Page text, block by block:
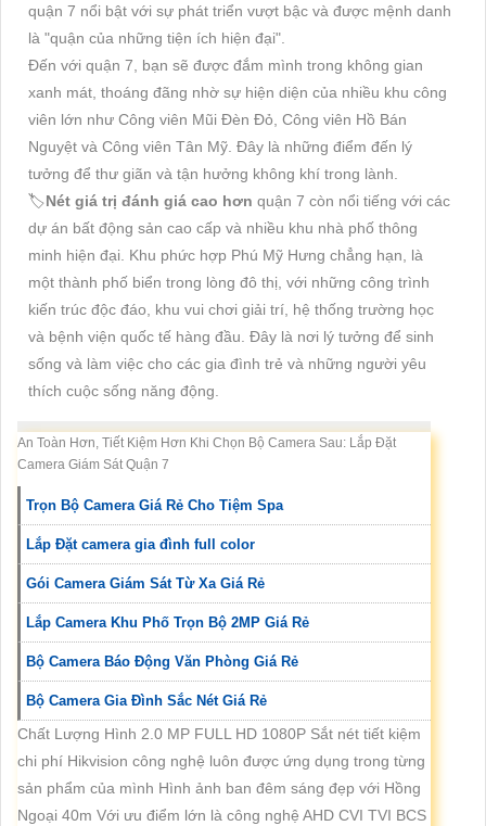
quận 7 nổi bật với sự phát triển vượt bậc và được mệnh danh
là "quận của những tiện ích hiện đại".
Đến với quận 7, bạn sẽ được đắm mình trong không gian
xanh mát, thoáng đãng nhờ sự hiện diện của nhiều khu công
viên lớn như Công viên Mũi Đèn Đỏ, Công viên Hồ Bán
Nguyệt và Công viên Tân Mỹ. Đây là những điểm đến lý
tưởng để thư giãn và tận hưởng không khí trong lành.
🏷Nét giá trị đánh giá cao hơn quận 7 còn nổi tiếng với các
dự án bất động sản cao cấp và nhiều khu nhà phố thông
minh hiện đại. Khu phức hợp Phú Mỹ Hưng chẳng hạn, là
một thành phố biển trong lòng đô thị, với những công trình
kiến trúc độc đáo, khu vui chơi giải trí, hệ thống trường học
và bệnh viện quốc tế hàng đầu. Đây là nơi lý tưởng để sinh
sống và làm việc cho các gia đình trẻ và những người yêu
thích cuộc sống năng động.
An Toàn Hơn, Tiết Kiệm Hơn Khi Chọn Bộ Camera Sau: Lắp Đặt
Camera Giám Sát Quận 7
Trọn Bộ Camera Giá Rẻ Cho Tiệm Spa
Lắp Đặt camera gia đình full color
Gói Camera Giám Sát Từ Xa Giá Rẻ
Lắp Camera Khu Phố Trọn Bộ 2MP Giá Rẻ
Bộ Camera Báo Động Văn Phòng Giá Rẻ
Bộ Camera Gia Đình Sắc Nét Giá Rẻ
Chất Lượng Hình 2.0 MP FULL HD 1080P Sắt nét tiết kiệm
chi phí Hikvision công nghệ luôn được ứng dụng trong từng
sản phẩm của mình Hình ảnh ban đêm sáng đẹp với Hồng
Ngoại 40m Với ưu điểm lớn là công nghệ AHD CVI TVI BCS